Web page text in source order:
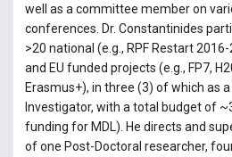
well as a committee member on
conferences. Dr. Constantinides
>20 national (e.g., RPF Restart
and EU funded projects (e.g., FP7,
Erasmus+), in three (3) of which as
Investigator, with a total budget of
funding for MDL). He directs and
of one Post-Doctoral researcher,